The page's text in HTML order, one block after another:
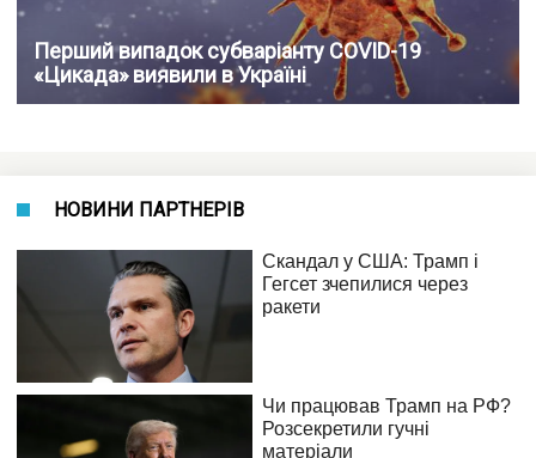
Перший випадок субваріанту COVID-19
«Цикада» виявили в Україні
НОВИНИ ПАРТНЕРІВ